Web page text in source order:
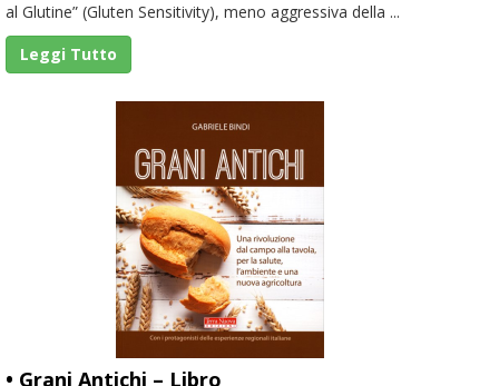
al Glutine” (Gluten Sensitivity), meno aggressiva della ...
Leggi Tutto
• Grani Antichi – Libro